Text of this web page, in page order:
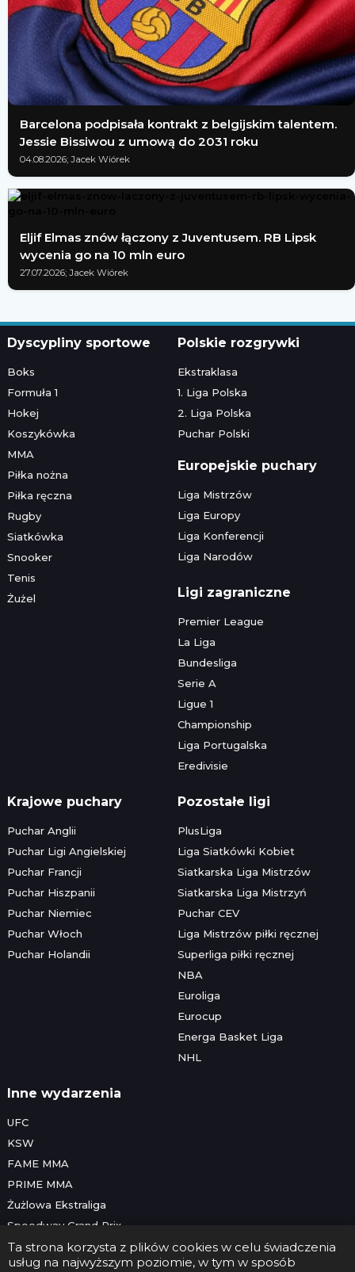
Barcelona podpisała kontrakt z belgijskim talentem.
Jessie Bissiwou z umową do 2031 roku
04.08.2026; Jacek Wiórek
Eljif Elmas znów łączony z Juventusem. RB Lipsk
wycenia go na 10 mln euro
27.07.2026; Jacek Wiórek
Ta strona korzysta z plików cookies w celu świadczenia
usług na najwyższym poziomie, w tym w sposób
Dyscypliny sportowe
Boks
Formuła 1
Hokej
Koszykówka
MMA
Piłka nożna
Piłka ręczna
Rugby
Siatkówka
Snooker
Tenis
Żużel
Polskie rozgrywki
Ekstraklasa
1. Liga Polska
2. Liga Polska
Puchar Polski
Europejskie puchary
Liga Mistrzów
Liga Europy
Liga Konferencji
Liga Narodów
Ligi zagraniczne
Premier League
La Liga
Bundesliga
Serie A
Ligue 1
Championship
Liga Portugalska
Eredivisie
Krajowe puchary
Puchar Anglii
Puchar Ligi Angielskiej
Puchar Francji
Puchar Hiszpanii
Puchar Niemiec
Puchar Włoch
Puchar Holandii
Pozostałe ligi
PlusLiga
Liga Siatkówki Kobiet
Siatkarska Liga Mistrzów
Siatkarska Liga Mistrzyń
Puchar CEV
Liga Mistrzów piłki ręcznej
Superliga piłki ręcznej
NBA
Euroliga
Eurocup
Energa Basket Liga
NHL
Inne wydarzenia
UFC
KSW
FAME MMA
PRIME MMA
Żużlowa Ekstraliga
Speedway Grand Prix
Skoki narciarskie